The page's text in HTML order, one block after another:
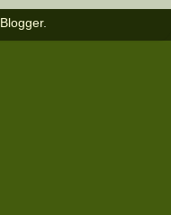
Blogger.